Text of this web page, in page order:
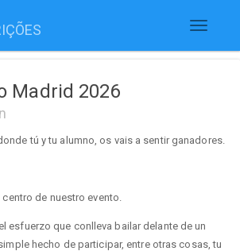
Toggle
Madrid 2026
tú y tu alumno, os vais a sentir ganadores.
de nuestro evento.
esfuerzo que conlleva bailar delante de un
hecho de participar, entre otras cosas, tu